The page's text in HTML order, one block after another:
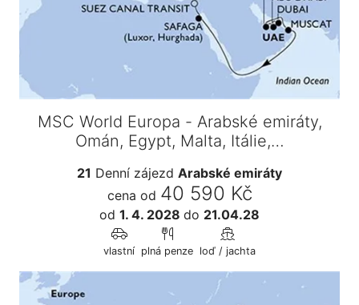
MSC World Europa - Arabské emiráty,
Omán, Egypt, Malta, Itálie,…
21 Denní zájezd Arabské emiráty
cena od 40 590 Kč
od 1. 4. 2028 do 21.04.28
vlastní plná penze loď / jachta